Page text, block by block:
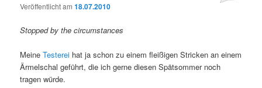
Veröffentlicht am18.07.2010
Stopped by the circumstances
MeineTesterei hat ja schon zu einem fleißigen Stricken an einem
Ärmelschal geführt, die ich gerne diesen Spätsommer noch
tragen würde.